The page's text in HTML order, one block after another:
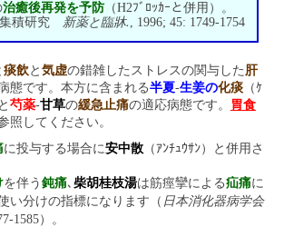
治癒後再発を予防（H2ﾌﾞﾛｯｶｰと併用）。
積研究 新薬と臨牀. , 1996; 45: 1749-1754
痰飲と 気虚の錯雑したストレスの関与した 肝
病態です。本方に含まれる半夏-生姜の化痰 （ｹ
と 芍薬-甘草の緩急止痛の適応病態です。
胃食
照してください。
に投与する場合に安中散 （ｱﾝﾁｭｳｻﾝ）と併用さ
を伴う 鈍痛､ 柴胡桂枝湯は筋痙攣による疝痛に
い分けの指標になります（ 日本消化器病学会
1585）。